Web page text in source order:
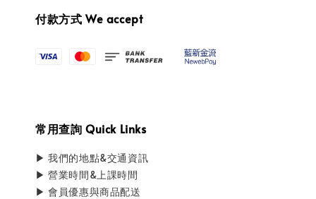
付款方式 We accept
常用查詢 Quick Links
▶ 我們的地點&交通資訊
▶ 營業時間&上課時間
▶ 會員優惠與商品配送